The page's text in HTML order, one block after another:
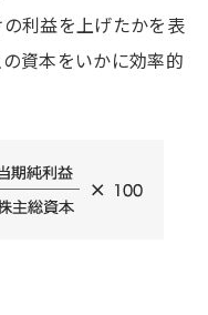
利益を上げたかを表
資本をいかに効率的